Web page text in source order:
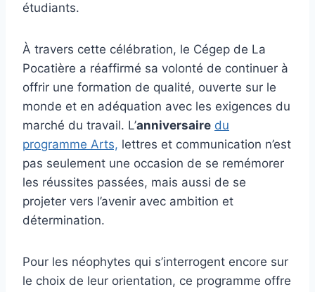
étudiants.
À travers cette célébration, le Cégep de La
Pocatière a réaffirmé sa volonté de continuer à
offrir une formation de qualité, ouverte sur le
monde et en adéquation avec les exigences du
marché du travail. L’anniversaire du
programme Arts, lettres et communication n’est
pas seulement une occasion de se remémorer
les réussites passées, mais aussi de se
projeter vers l’avenir avec ambition et
détermination.
Pour les néophytes qui s’interrogent encore sur
le choix de leur orientation, ce programme offre